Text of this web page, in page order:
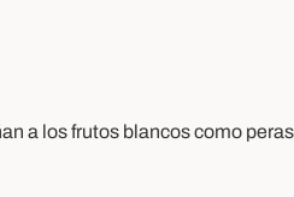
a los frutos blancos como